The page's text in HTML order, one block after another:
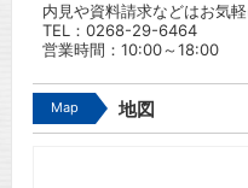
内見や資料請求などはお気
TEL： 0268-29-6464
営業時間：10:00～18:00
Map 地図